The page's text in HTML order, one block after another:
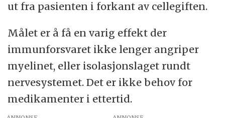
ut fra pasienten i forkant av cellegiften.
Målet er å få en varig effekt der
immunforsvaret ikke lenger angriper
myelinet, eller isolasjonslaget rundt
nervesystemet. Det er ikke behov for
medikamenter i ettertid.